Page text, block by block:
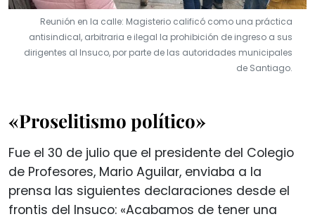
Reunión en la calle: Magisterio calificó como una práctica
antisindical, arbitraria e ilegal la prohibición de ingreso a sus
dirigentes al Insuco, por parte de las autoridades municipales
de Santiago.
«Proselitismo político»
Fue el 30 de julio que el presidente del Colegio
de Profesores, Mario Aguilar, enviaba a la
prensa las siguientes declaraciones desde el
frontis del Insuco: «Acabamos de tener una